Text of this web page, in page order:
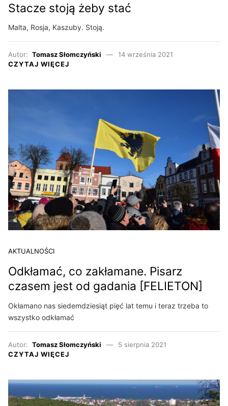
Stacze stoją żeby stać
Malta, Rosja, Kaszuby. Stoją.
Autor: Tomasz Słomczyński
14 września 2021
CZYTAJ WIĘCEJ
AKTUALNOŚCI
Odkłamać, co zakłamane. Pisarz
czasem jest od gadania [FELIETON]
Okłamano nas siedemdziesiąt pięć lat temu i teraz trzeba to
wszystko odkłamać
Autor: Tomasz Słomczyński
5 sierpnia 2021
CZYTAJ WIĘCEJ